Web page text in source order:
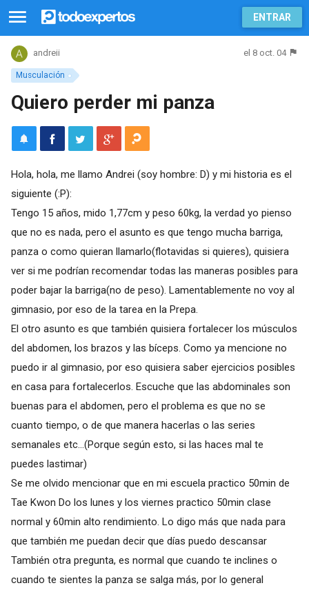
ENTRAR
Musculación
andreii el 8 oct. 04
Quiero perder mi panza
Hola, hola, me llamo Andrei (soy hombre: D) y mi historia es el
siguiente (:P):
Tengo 15 años, mido 1,77cm y peso 60kg, la verdad yo pienso
que no es nada, pero el asunto es que tengo mucha barriga,
panza o como quieran llamarlo(flotavidas si quieres), quisiera
ver si me podrían recomendar todas las maneras posibles para
poder bajar la barriga(no de peso). Lamentablemente no voy al
gimnasio, por eso de la tarea en la Prepa.
El otro asunto es que también quisiera fortalecer los músculos
del abdomen, los brazos y las bíceps. Como ya mencione no
puedo ir al gimnasio, por eso quisiera saber ejercicios posibles
en casa para fortalecerlos. Escuche que las abdominales son
buenas para el abdomen, pero el problema es que no se
cuanto tiempo, o de que manera hacerlas o las series
semanales etc...(Porque según esto, si las haces mal te
puedes lastimar)
Se me olvido mencionar que en mi escuela practico 50min de
Tae Kwon Do los lunes y los viernes practico 50min clase
normal y 60min alto rendimiento. Lo digo más que nada para
que también me puedan decir que días puedo descansar
También otra pregunta, es normal que cuando te inclines o
cuando te sientes la panza se salga más, por lo general